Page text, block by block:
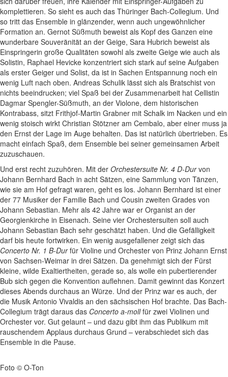
komplettieren. So sieht es auch das Thüringer Bach-Collegium. Und
so tritt das Ensemble in glänzender, wenn auch ungewöhnlicher
Formation an. Gernot Süßmuth beweist als Kopf des Ganzen eine
wunderbare Souveränität an der Geige, Sara Hubrich beweist als
Einspringerin große Qualitäten sowohl als zweite Geige wie auch als
Solistin, Raphael Hevicke konzentriert sich stark auf seine Aufgaben
als erster Geiger und Solist, da ist in Sachen Entspannung noch ein
wenig Luft nach oben. Andreas Schulik lässt sich als Bratschist von
nichts beeindrucken; viel Spaß bei der Zusammenarbeit hat Cellistin
Dagmar Spengler-Süßmuth, an der Violone, dem historischen
Kontrabass, sitzt Frithjof-Martin Grabner mit Schalk im Nacken und ein
wenig stoisch wirkt Christian Stötzner am Cembalo, aber einer muss ja
den Ernst der Lage im Auge behalten. Das ist natürlich übertrieben. Es
macht einfach Spaß, dem Ensemble bei seiner gemeinsamen Arbeit
zuzuschauen.
Und erst recht zuzuhören. Mit der Orchestersuite Nr. 4 D-Durvon
Johann Bernhard Bach in acht Sätzen, eine Sammlung von Tänzen,
wie sie am Hof gefragt waren, geht es los. Johann Bernhard ist einer
der 77 Musiker der Familie Bach und Cousin zweiten Grades von
Johann Sebastian. Mehr als 42 Jahre war er Organist an der
Georgienkirche in Eisenach. Seine vier Orchestersuiten soll auch
Johann Sebastian Bach sehr geschätzt haben. Und die Gefälligkeit
darf bis heute fortwirken. Ein wenig ausgefallener zeigt sich das
Concerto Nr. 1 B-Durfür Violine und Orchester von Prinz Johann Ernst
von Sachsen-Weimar in drei Sätzen. Da genehmigt sich der Fürst
kleine, wilde Exaltiertheiten, gerade so, als wolle ein pubertierender
Bub sich gegen die Konvention auflehnen. Damit gewinnt das Konzert
dieses Abends durchaus an Würze. Und der Prinz war es auch, der
die Musik Antonio Vivaldis an den sächsischen Hof brachte. Das Bach-
Collegium trägt daraus das Concerto a-mollfür zwei Violinen und
Orchester vor. Gut gelaunt – und dazu gibt ihm das Publikum mit
rauschendem Applaus durchaus Grund – verabschiedet sich das
Ensemble in die Pause.
Foto © O-Ton